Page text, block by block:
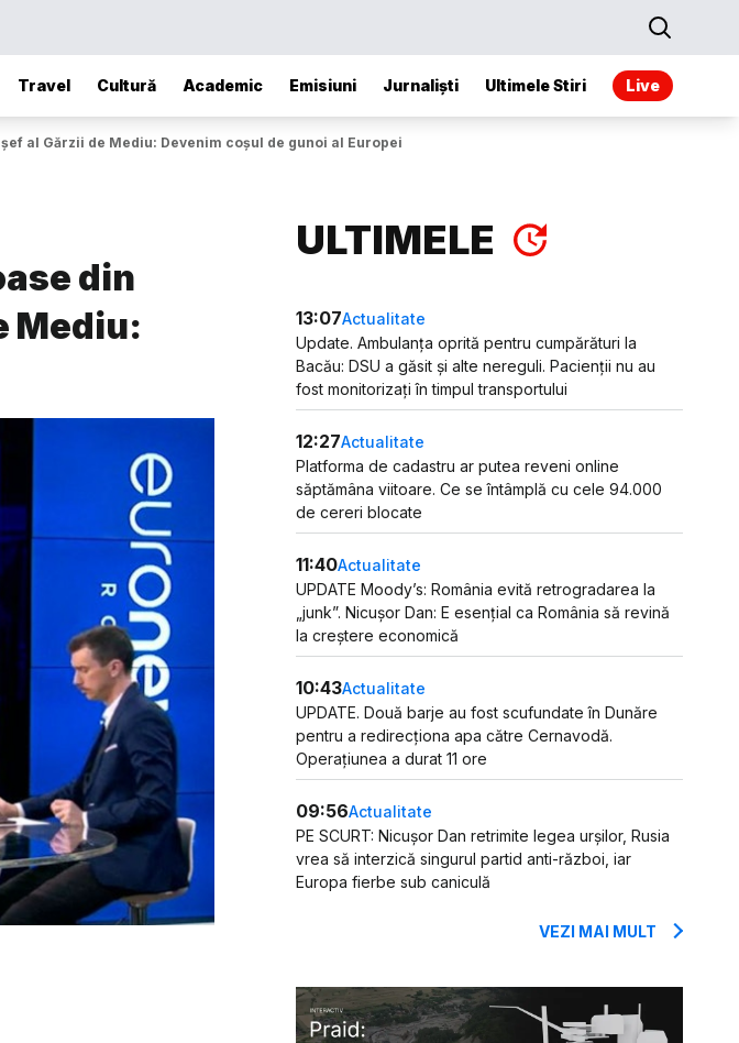
Travel Cultură Academic Emisiuni Jurnaliști Ultimele Stiri Live
al Gărzii de Mediu: Devenim coșul de gunoi al Europei
din
Mediu:
ULTIMELE
13:07Actualitate
Update. Ambulanța oprită pentru cumpărături la
Bacău: DSU a găsit și alte nereguli. Pacienții nu au
fost monitorizați în timpul transportului
12:27Actualitate
Platforma de cadastru ar putea reveni online
săptămâna viitoare. Ce se întâmplă cu cele 94.000
de cereri blocate
11:40Actualitate
UPDATE Moody’s: România evită retrogradarea la
„junk”. Nicușor Dan: E esențial ca România să revină
la creștere economică
10:43Actualitate
UPDATE. Două barje au fost scufundate în Dunăre
pentru a redirecționa apa către Cernavodă.
Operațiunea a durat 11 ore
09:56Actualitate
PE SCURT: Nicușor Dan retrimite legea urșilor, Rusia
vrea să interzică singurul partid anti-război, iar
Europa fierbe sub caniculă
VEZI MAI MULT